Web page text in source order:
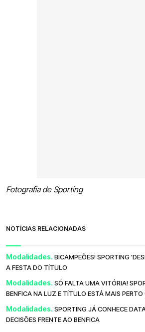
Fotografia de Sporting
NOTÍCIAS RELACIONADAS
Modalidades. BICAMPEÕES! SPORTING
A FESTA DO TÍTULO
Modalidades. SÓ FALTA UMA VITÓRIA!
BENFICA NA LUZ E TÍTULO ESTÁ MAIS
Modalidades. SPORTING JÁ CONHECE
DECISÕES FRENTE AO BENFICA